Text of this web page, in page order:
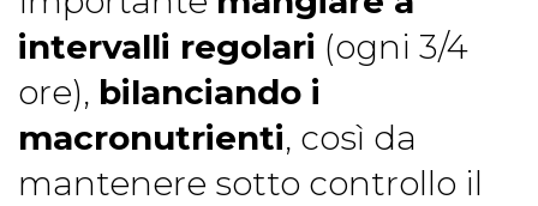
intervalli regolari (ogni 3/4
ore), bilanciando i
macronutrienti, così da
mantenere sotto controllo il